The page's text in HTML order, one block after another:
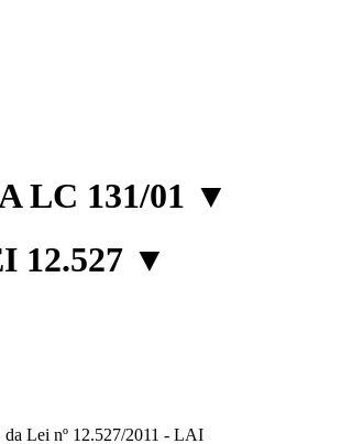
LC 131/01 ▼
12.527 ▼
da Lei nº 12.527/2011 - LAI